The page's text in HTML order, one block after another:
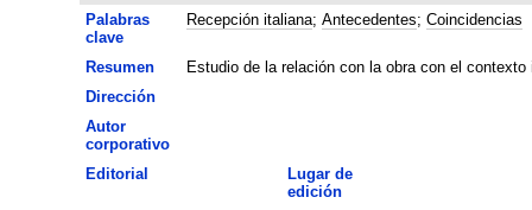
Palabras
clave
Recepción italiana; Antecedentes; Coincidencias
Resumen
Estudio de la relación con la obra con el
Dirección
Autor
corporativo
Editorial
Lugar de
edición